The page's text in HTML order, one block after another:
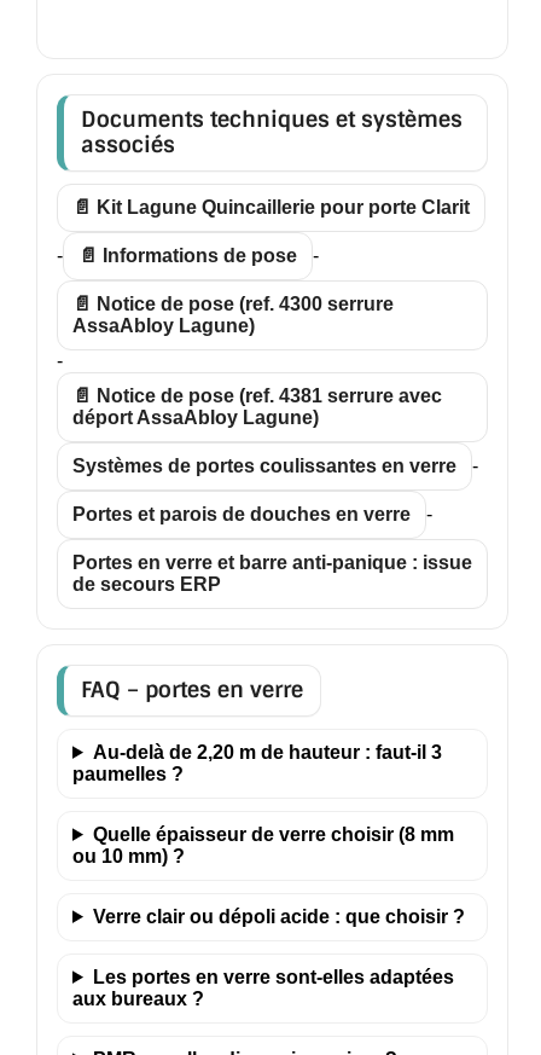
Documents techniques et systèmes
associés
📄 Kit Lagune Quincaillerie pour porte Clarit
- 📄 Informations de pose -
📄 Notice de pose (ref. 4300 serrure
AssaAbloy Lagune)
-
📄 Notice de pose (ref. 4381 serrure avec
déport AssaAbloy Lagune)
Systèmes de portes coulissantes en verre -
Portes et parois de douches en verre -
Portes en verre et barre anti-panique : issue
de secours ERP
FAQ – portes en verre
Au-delà de 2,20 m de hauteur : faut-il 3
paumelles ?
Quelle épaisseur de verre choisir (8 mm
ou 10 mm) ?
Verre clair ou dépoli acide : que choisir ?
Les portes en verre sont-elles adaptées
aux bureaux ?